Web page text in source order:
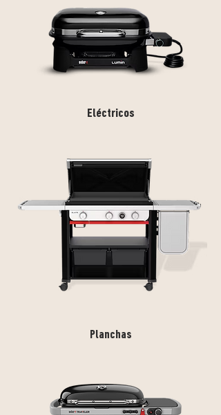
Eléctricos
Planchas